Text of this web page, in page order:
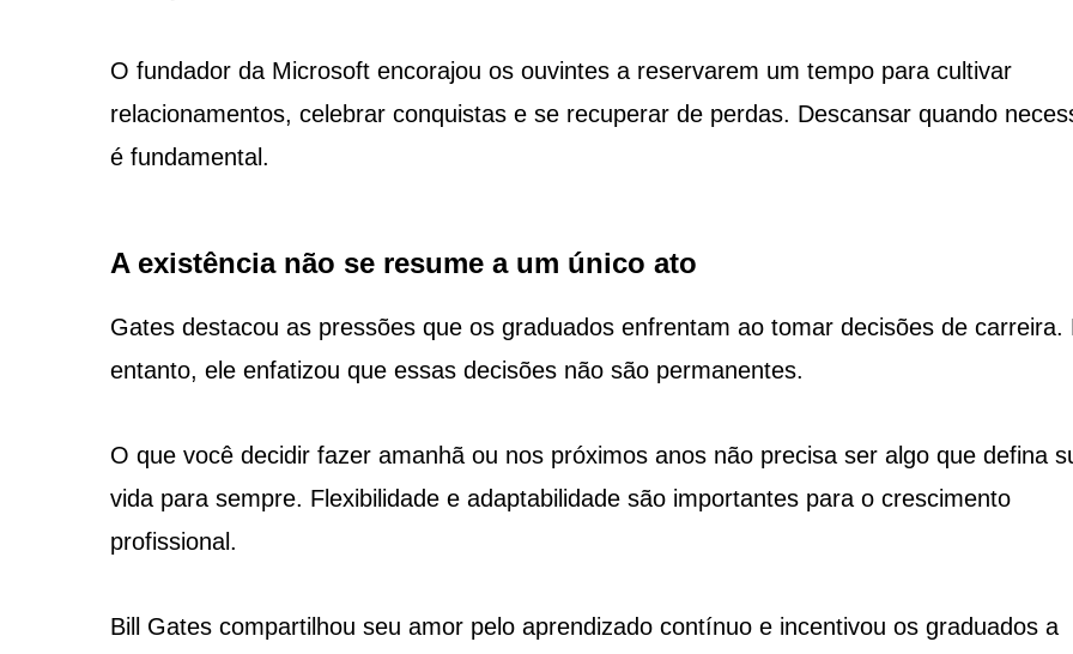
O fundador da Microsoft encorajou os ouvintes a reservarem um tempo para cultivar
relacionamentos, celebrar conquistas e se recuperar de perdas. Descansar quando
é fundamental.
A existência não se resume a um único ato
Gates destacou as pressões que os graduados enfrentam ao tomar decisões de carreira.
entanto, ele enfatizou que essas decisões não são permanentes.
O que você decidir fazer amanhã ou nos próximos anos não precisa ser algo que defina
vida para sempre. Flexibilidade e adaptabilidade são importantes para o crescimento
profissional.
Bill Gates compartilhou seu amor pelo aprendizado contínuo e incentivou os graduados a